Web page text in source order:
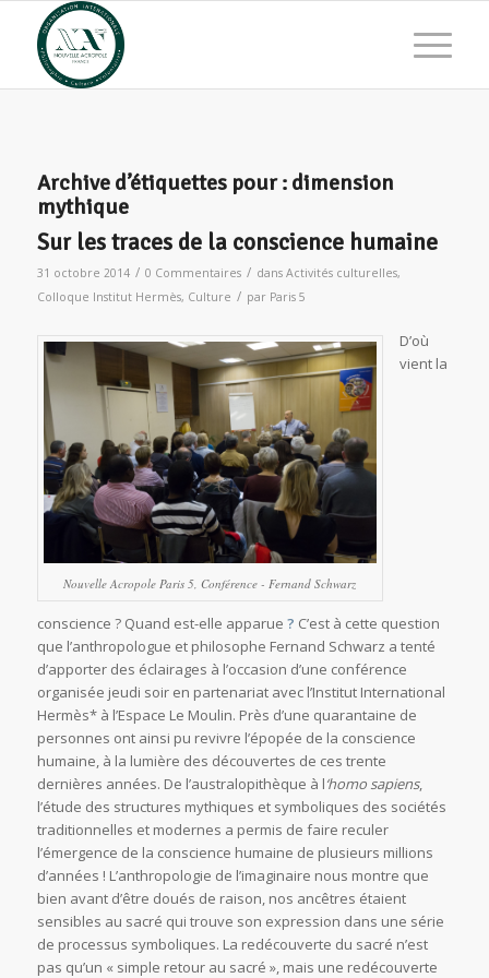
Archive d’étiquettes pour : dimension
mythique
Sur les traces de la conscience humaine
31 octobre 2014 / 0 Commentaires / dans Activités culturelles,
Colloque Institut Hermès, Culture / par Paris 5
Nouvelle Acropole Paris 5, Conférence - Fernand Schwarz
D’où
vient la
conscience ? Quand est-elle apparue ? C’est à cette question
que l’anthropologue et philosophe Fernand Schwarz a tenté
d’apporter des éclairages à l’occasion d’une conférence
organisée jeudi soir en partenariat avec l’Institut International
Hermès* à l’Espace Le Moulin. Près d’une quarantaine de
personnes ont ainsi pu revivre l’épopée de la conscience
humaine, à la lumière des découvertes de ces trente
dernières années. De l’australopithèque à l‘homo sapiens,
l’étude des structures mythiques et symboliques des sociétés
traditionnelles et modernes a permis de faire reculer
l’émergence de la conscience humaine de plusieurs millions
d’années ! L’anthropologie de l’imaginaire nous montre que
bien avant d’être doués de raison, nos ancêtres étaient
sensibles au sacré qui trouve son expression dans une série
de processus symboliques. La redécouverte du sacré n’est
pas qu’un « simple retour au sacré », mais une redécouverte